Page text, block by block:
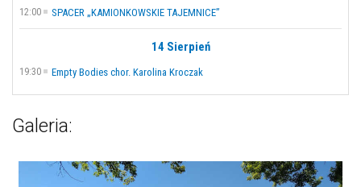
12:00 SPACER „KAMIONKOWSKIE TAJEMNICE”
14 Sierpień
19:30 Empty Bodies chor. Karolina Kroczak
Galeria: